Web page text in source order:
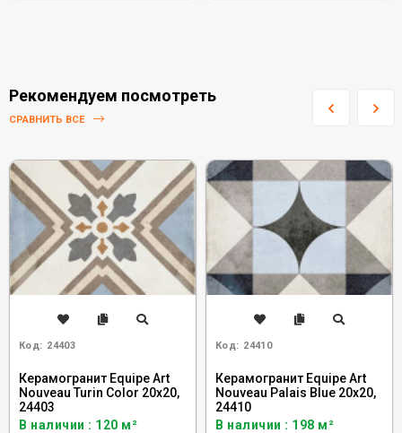
Рекомендуем посмотреть
СРАВНИТЬ ВСЕ
Код: 24403
Керамогранит Equipe Art
Nouveau Turin Color 20x20,
24403
В наличии : 120 м²
Код: 24410
Керамогранит Equipe Art
Nouveau Palais Blue 20x20,
24410
В наличии : 198 м²